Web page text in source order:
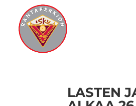
LASTEN